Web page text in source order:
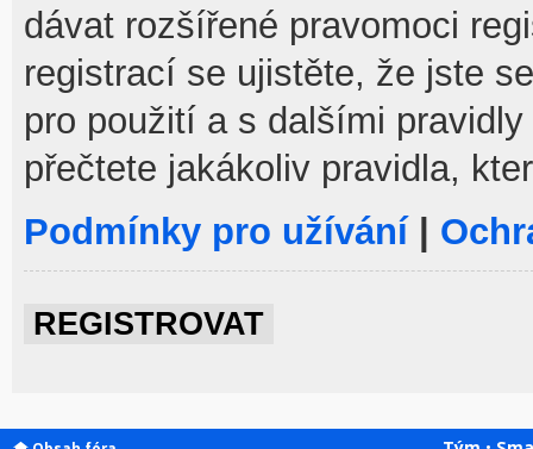
dávat rozšířené pravomoci
registrací se ujistěte, že jste
pro použití a s dalšími
přečtete jakákoliv pravidla,
Podmínky pro užívání|
REGISTROVAT